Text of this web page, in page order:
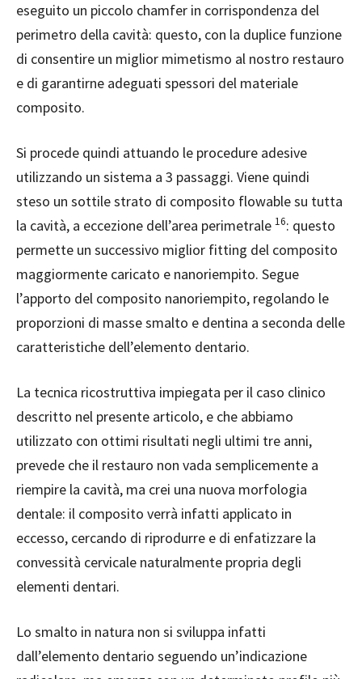
eseguito un piccolo chamfer in corrispondenza del
perimetro della cavità: questo, con la duplice funzione
di consentire un miglior mimetismo al nostro restauro
e di garantirne adeguati spessori del materiale
composito.
Si procede quindi attuando le procedure adesive
utilizzando un sistema a 3 passaggi. Viene quindi
steso un sottile strato di composito flowable su tutta
la cavità, a eccezione dell’area perimetrale 16: questo
permette un successivo miglior fitting del composito
maggiormente caricato e nanoriempito. Segue
l’apporto del composito nanoriempito, regolando le
proporzioni di masse smalto e dentina a seconda delle
caratteristiche dell’elemento dentario.
La tecnica ricostruttiva impiegata per il caso clinico
descritto nel presente articolo, e che abbiamo
utilizzato con ottimi risultati negli ultimi tre anni,
prevede che il restauro non vada semplicemente a
riempire la cavità, ma crei una nuova morfologia
dentale: il composito verrà infatti applicato in
eccesso, cercando di riprodurre e di enfatizzare la
convessità cervicale naturalmente propria degli
elementi dentari.
Lo smalto in natura non si sviluppa infatti
dall’elemento dentario seguendo un’indicazione